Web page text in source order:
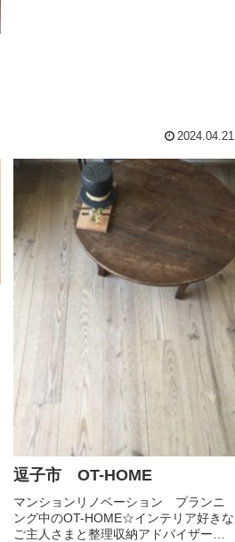
2024.04.21
逗子市 OT-HOME
マンションリノベーション プランニ
ング中のOT-HOME☆インテリア好きな
ご主人さまと整理収納アドバイザーの